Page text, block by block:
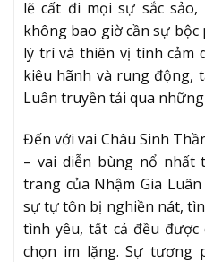
lẽ cất đi mọi sự sắc
không bao giờ cần sự bộc
lý trí và thiên vị tình cảm
kiêu hãnh và rung động,
Luân truyền tải qua
Đến với vai Châu Sinh
– vai diễn bùng nổ nhất
trang của Nhậm Gia
sự tự tôn bị nghiền nát,
tình yêu, tất cả đều
chọn im lặng. Sự tương